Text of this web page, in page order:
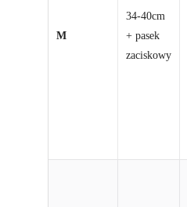
M
34-40cm
+ pasek
zaciskowy